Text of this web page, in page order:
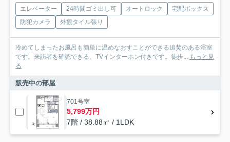
エレベーター 24時間ゴミ出し可 オートロック
宅配ボックス
防犯カメラ
外観タイル張り
冷めてしまったお風呂も簡単に温めなおすことができる追焚のある浴室
です。来訪者を確認できる、TVインターホン付きです。徒歩...
もっと見
る
販売中の部屋
701号室
5,799万円
7階 / 38.88㎡ / 1LDK